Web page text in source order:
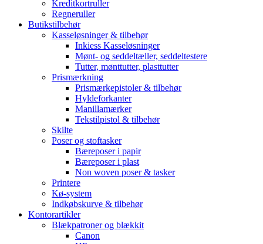
Kreditkortruller
Regneruller
Butikstilbehør
Kasseløsninger & tilbehør
Inkiess Kasseløsninger
Mønt- og seddeltæller, seddeltestere
Tutter, mønttutter, plasttutter
Prismærkning
Prismærkepistoler & tilbehør
Hyldeforkanter
Manillamærker
Tekstilpistol & tilbehør
Skilte
Poser og stoftasker
Bæreposer i papir
Bæreposer i plast
Non woven poser & tasker
Printere
Kø-system
Indkøbskurve & tilbehør
Kontorartikler
Blækpatroner og blækkit
Canon